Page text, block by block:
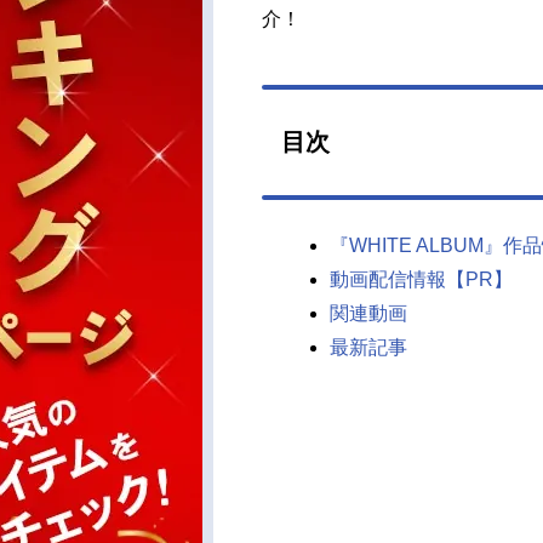
介！
目次
『WHITE ALBUM』作
動画配信情報【PR】
関連動画
最新記事